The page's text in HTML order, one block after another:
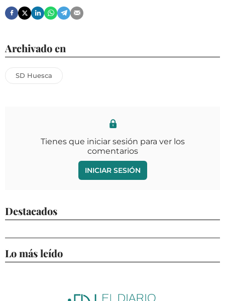
Archivado en
SD Huesca
Tienes que iniciar sesión para ver los
comentarios
INICIAR SESIÓN
Destacados
Lo más leído